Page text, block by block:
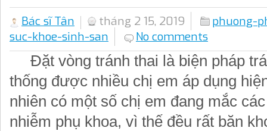
Bác sĩ Tân tháng 2 15, 2019
phuong-
suc-khoe-sinh-san
No comments
Đặt vòng tránh thai là biện pháp
thống được nhiều chị em áp dụng
nhiên có một số chị em đang mắc
nhiễm phụ khoa, vì thế đều rất băn